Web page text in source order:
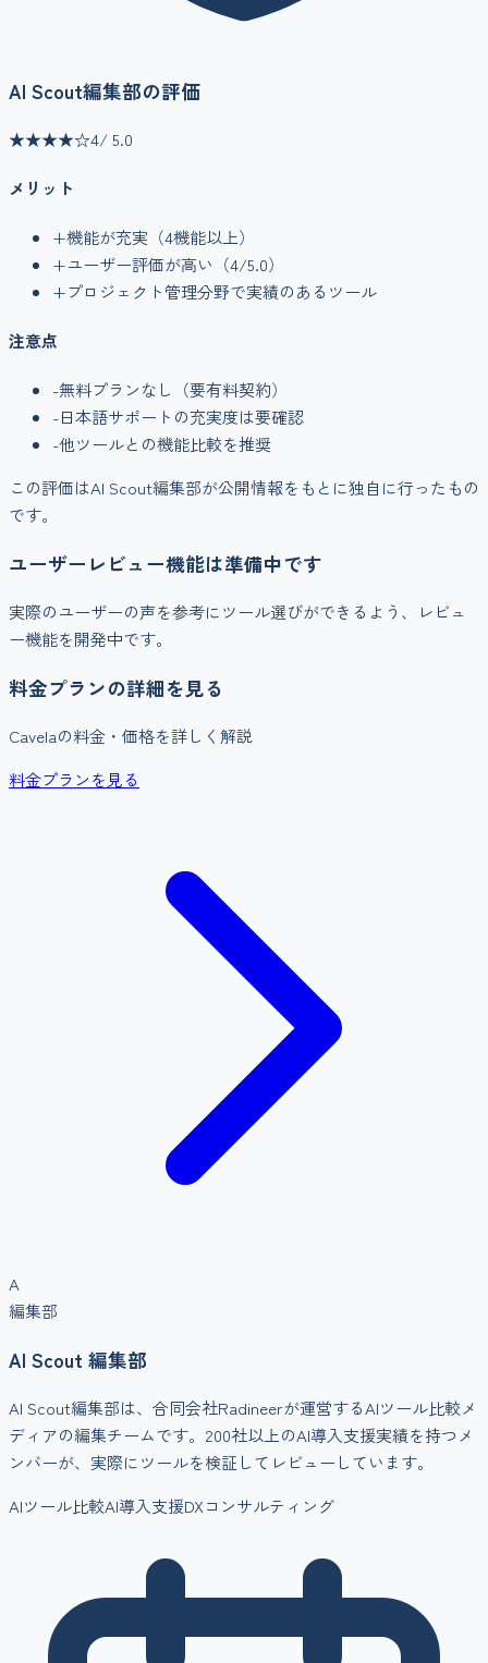
AI Scout編集部の評価
★★★★☆4/ 5.0
メリット
+機能が充実（4機能以上）
+ユーザー評価が高い（4/5.0）
+プロジェクト管理分野で実績のあるツール
注意点
-無料プランなし（要有料契約）
-日本語サポートの充実度は要確認
-他ツールとの機能比較を推奨
この評価はAI Scout編集部が公開情報をもとに独自に行ったもの
です。
ユーザーレビュー機能は準備中です
実際のユーザーの声を参考にツール選びができるよう、レビュ
ー機能を開発中です。
料金プランの詳細を見る
Cavelaの料金・価格を詳しく解説
料金プランを見る
A
編集部
AI Scout 編集部
AI Scout編集部は、合同会社Radineerが運営するAIツール比較メ
ディアの編集チームです。200社以上のAI導入支援実績を持つメ
ンバーが、実際にツールを検証してレビューしています。
AIツール比較AI導入支援DXコンサルティング